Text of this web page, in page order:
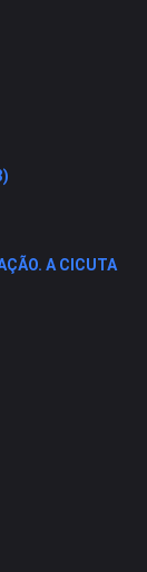
A CICUTA